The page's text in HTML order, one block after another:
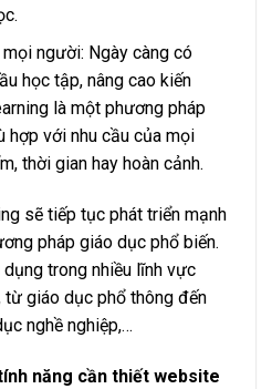
người: Ngày càng có
học tập, nâng cao kiến
là một phương pháp
hợp với nhu cầu của mọi
thời gian hay hoàn cảnh.
sẽ tiếp tục phát triển mạnh
pháp giáo dục phổ biến.
trong nhiều lĩnh vực
từ giáo dục phổ thông đến
nghề nghiệp,…
năng cần thiết website